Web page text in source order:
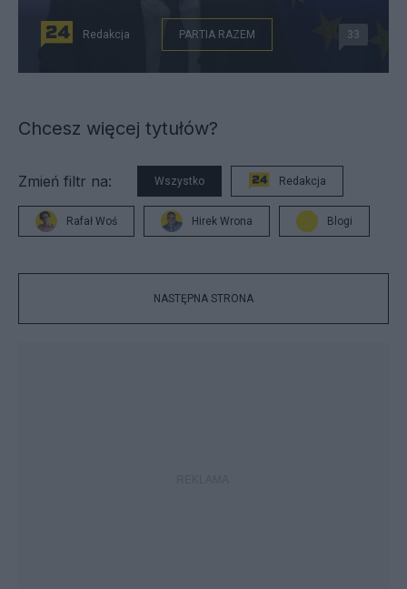
Redakcja PARTIA RAZEM 33
Chcesz więcej tytułów?
Zmień filtr na: Wszystko Redakcja
Rafał Woś Hirek Wrona Blogi
NASTĘPNA STRONA